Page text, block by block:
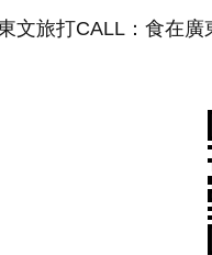
文旅打CALL：食在廣